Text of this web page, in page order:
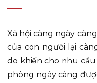
Xã hội càng ngày
của con người lại
do khiến cho nhu
phòng ngày càng